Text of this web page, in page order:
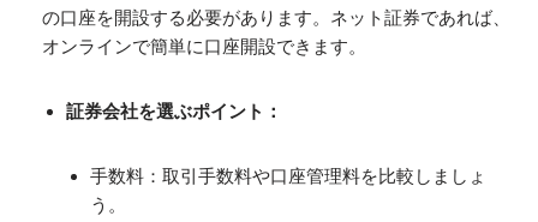
の口座を開設する必要があります。ネット証券であれば、
オンラインで簡単に口座開設できます。
証券会社を選ぶポイント：
手数料：取引手数料や口座管理料を比較しましょ
う。